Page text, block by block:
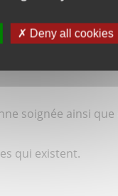
soignée ainsi
qui existent.
Deny all cookies